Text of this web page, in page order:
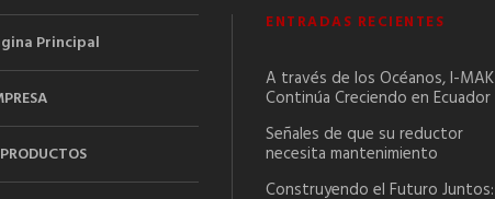
Principal
PRODUCTOS
ENTRADAS RECIENTES
A través de los Océanos, I-MAK
Continúa Creciendo en Ecuador
Señales de que su reductor
necesita mantenimiento
Construyendo el Futuro Juntos: